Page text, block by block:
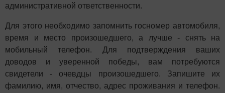
административной ответственности.
Для этого необходимо запомнить госномер автомобиля,
время и место произошедшего, а лучше - снять на
мобильный телефон. Для подтверждения ваших
доводов и уверенной победы, вам потребуются
свидетели - очевдцы произошедшего. Запишите их
фамилию, имя, отчество, адрес проживания и телефон.